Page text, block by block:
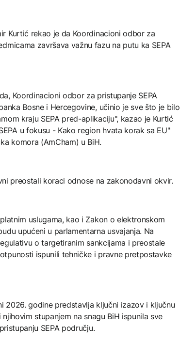
Kurtić rekao je da Koordinacioni odbor za
završava važnu fazu na putu ka SEPA
Koordinacioni odbor za pristupanje SEPA
Bosne i Hercegovine, učinio je sve što je bilo
kraju SEPA pred-aplikaciju", kazao je Kurtić
u fokusu - Kako region hvata korak sa EU"
komora (AmCham) u BiH.
preostali koraci odnose na zakonodavni okvir.
uslugama, kao i Zakon o elektronskom
upućeni u parlamentarna usvajanja. Na
o targetiranim sankcijama i preostale
ispunili tehničke i pravne pretpostavke
2026. godine predstavlja ključni izazov i ključnu
stupanjem na snagu BiH ispunila sve
SEPA području.